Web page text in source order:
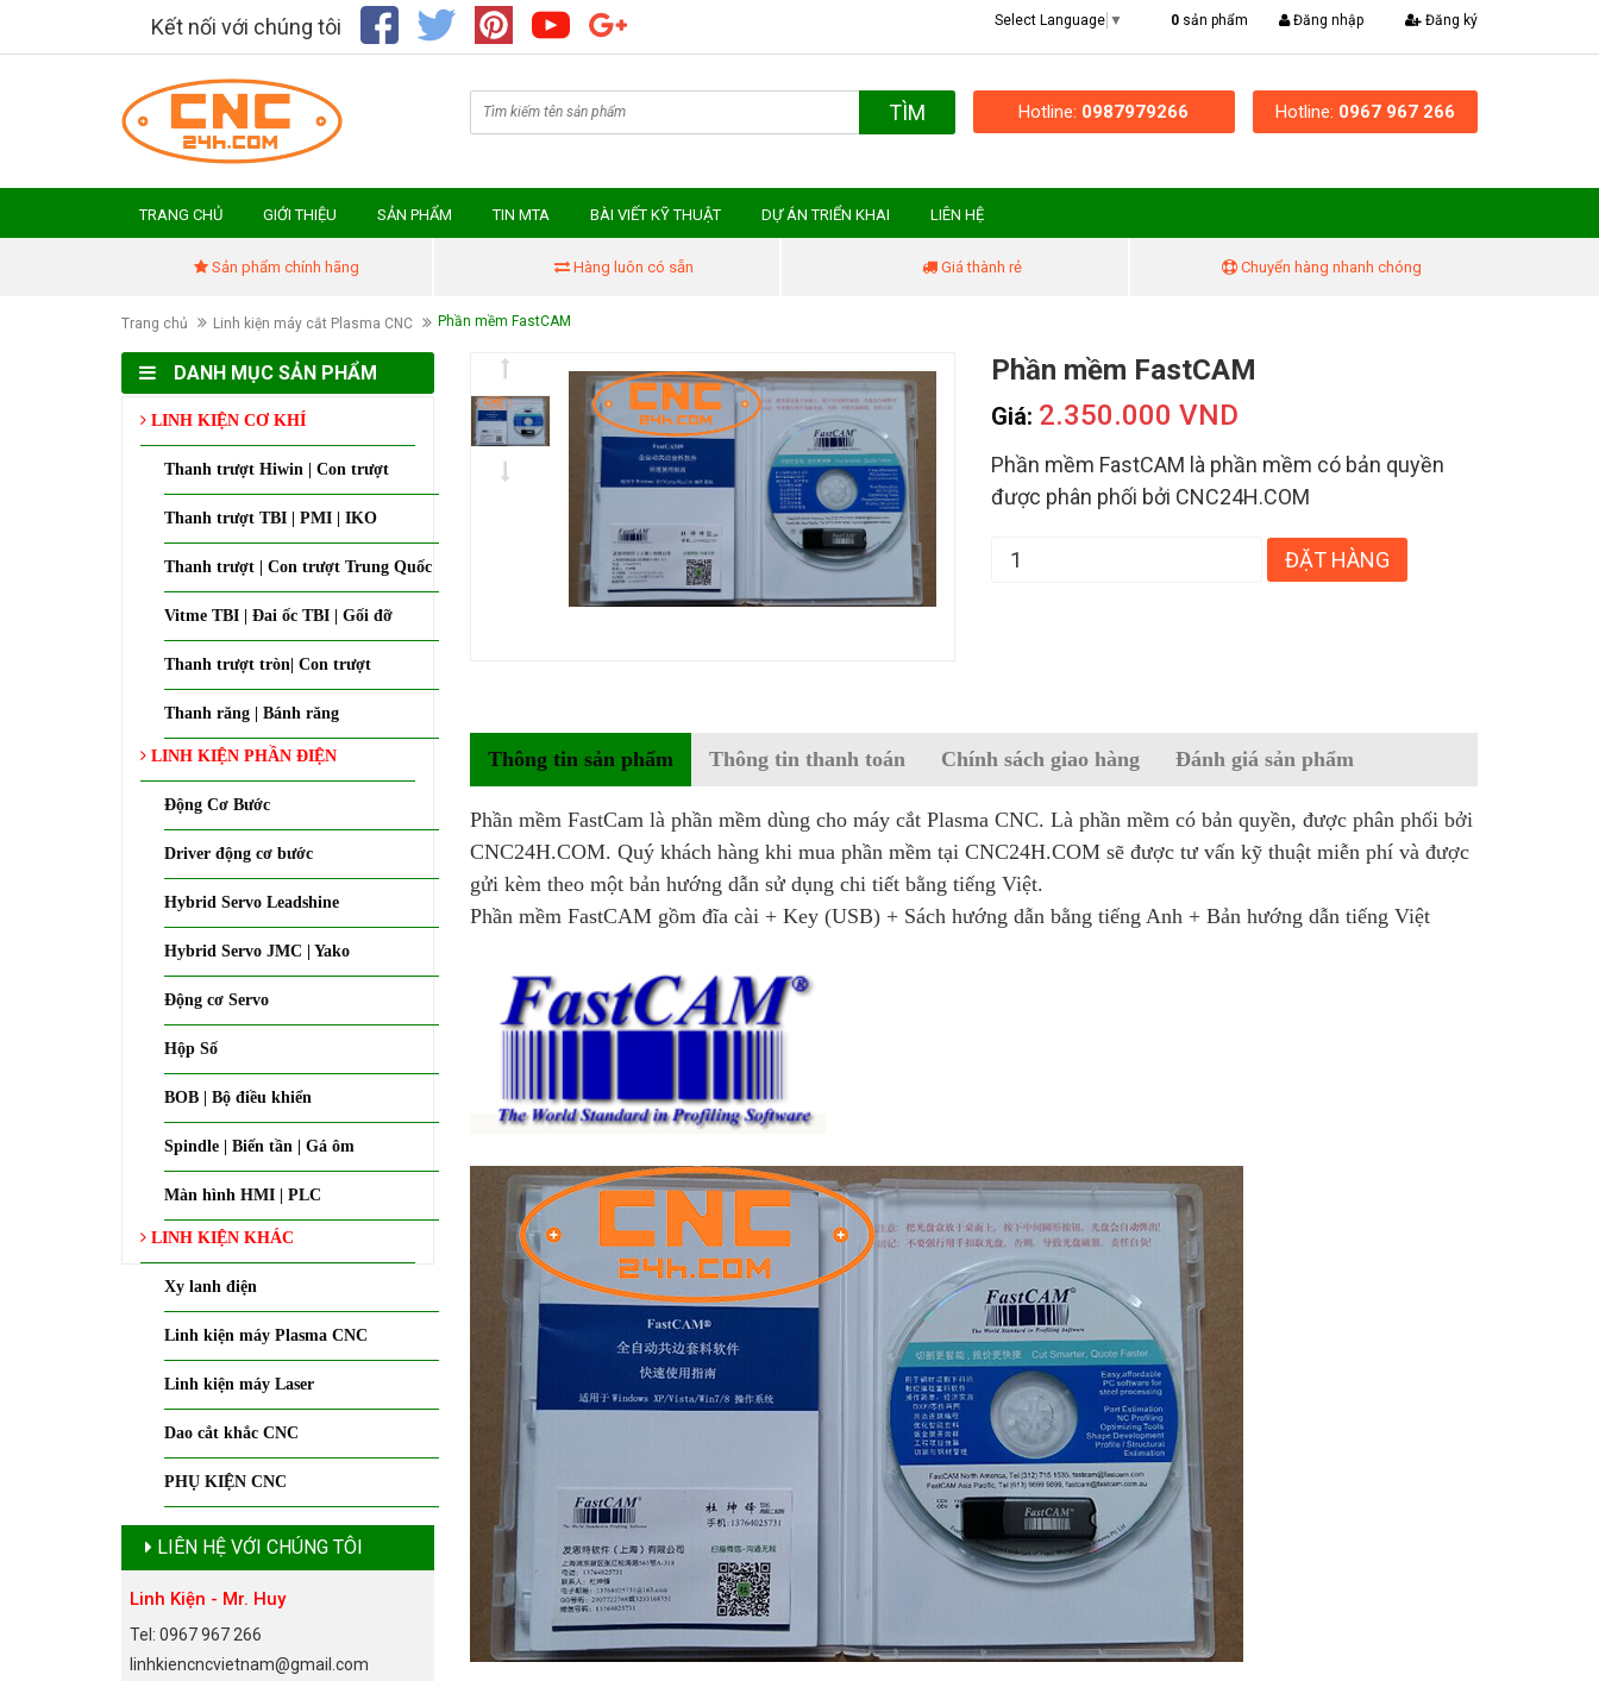
Kết nối với chúng tôi Select Language ▼ 0 sản phẩm Đăng nhập Đăng ký
TÌM Hotline: 0987979266 Hotline: 0967 967 266
TRANG CHỦ GIỚI THIỆU SẢN PHẨM TIN MTA BÀI VIẾT KỸ THUẬT DỰ ÁN TRIỂN KHAI LIÊN HỆ
Sản phẩm chính hãng Hàng luôn có sẵn Giá thành rẻ Chuyển hàng nhanh chóng
Trang chủ Linh kiện máy cắt Plasma CNC Phần mềm FastCAM
DANH MỤC SẢN PHẨM
LINH KIỆN CƠ KHÍ
Thanh trượt Hiwin | Con trượt
Thanh trượt TBI | PMI | IKO
Thanh trượt | Con trượt Trung Quốc
Vitme TBI | Đai ốc TBI | Gối đỡ
Thanh trượt tròn| Con trượt
Thanh răng | Bánh răng
LINH KIỆN PHẦN ĐIỆN
Động Cơ Bước
Driver động cơ bước
Hybrid Servo Leadshine
Hybrid Servo JMC | Yako
Động cơ Servo
Hộp Số
BOB | Bộ điều khiển
Spindle | Biến tần | Gá ôm
Màn hình HMI | PLC
LINH KIỆN KHÁC
Xy lanh điện
Linh kiện máy Plasma CNC
Linh kiện máy Laser
Dao cắt khắc CNC
PHỤ KIỆN CNC
LIÊN HỆ VỚI CHÚNG TÔI
Linh Kiện - Mr. Huy
Tel: 0967 967 266
linhkiencncvietnam@gmail.com
Phần mềm FastCAM
Giá: 2.350.000 VND
Phần mềm FastCAM là phần mềm có bản quyền
được phân phối bởi CNC24H.COM
ĐẶT HÀNG
Thông tin sản phẩm Thông tin thanh toán Chính sách giao hàng Đánh giá sản phẩm
Phần mềm FastCam là phần mềm dùng cho máy cắt Plasma CNC. Là phần mềm có bản quyền, được phân phối bởi
CNC24H.COM. Quý khách hàng khi mua phần mềm tại CNC24H.COM sẽ được tư vấn kỹ thuật miễn phí và được
gửi kèm theo một bản hướng dẫn sử dụng chi tiết bằng tiếng Việt.
Phần mềm FastCAM gồm đĩa cài + Key (USB) + Sách hướng dẫn bằng tiếng Anh + Bản hướng dẫn tiếng Việt